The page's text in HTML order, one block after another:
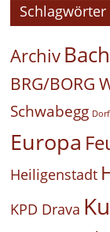
Schlagwörter
Archiv Bach
BRG/BORG
Schwabegg
Europa
Heiligenstadt
KPD Drava